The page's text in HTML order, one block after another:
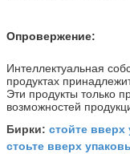
Опровержение:
Интеллектуальная
продуктах
Эти продукты только
возможностей
Бирки: стойте вверх
стоьте вверх